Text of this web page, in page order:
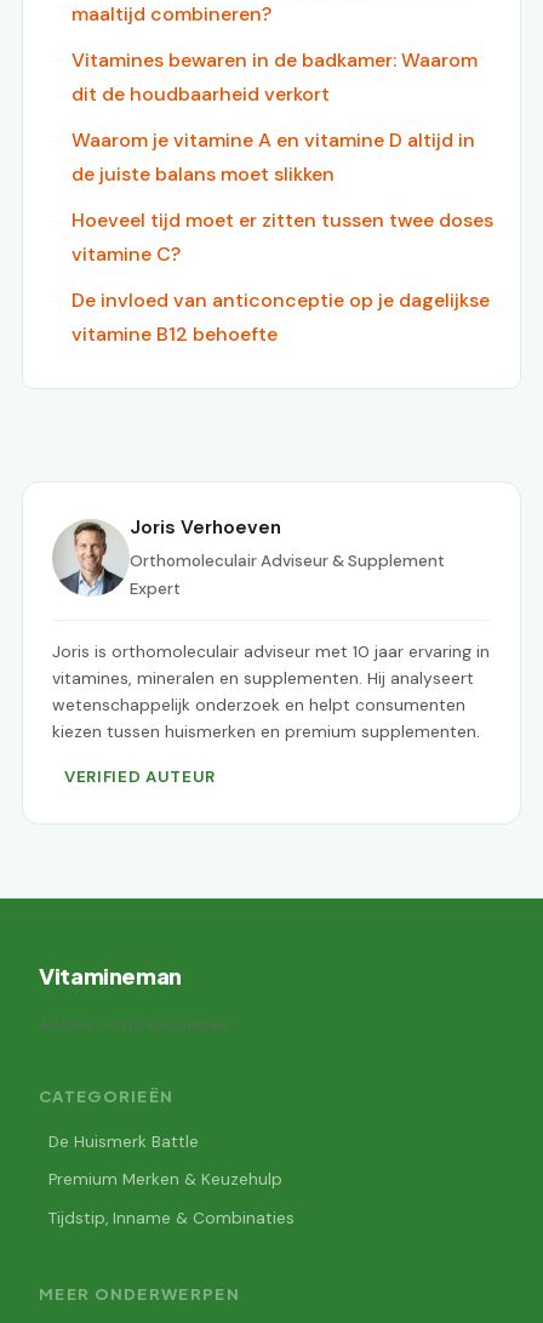
maaltijd combineren?
Vitamines bewaren in de badkamer: Waarom
dit de houdbaarheid verkort
Waarom je vitamine A en vitamine D altijd in
de juiste balans moet slikken
Hoeveel tijd moet er zitten tussen twee doses
vitamine C?
De invloed van anticonceptie op je dagelijkse
vitamine B12 behoefte
Joris Verhoeven
Orthomoleculair Adviseur & Supplement
Expert
Joris is orthomoleculair adviseur met 10 jaar ervaring in
vitamines, mineralen en supplementen. Hij analyseert
wetenschappelijk onderzoek en helpt consumenten
kiezen tussen huismerken en premium supplementen.
VERIFIED AUTEUR
Vitamineman
Auteur: Joris Verhoeven
CATEGORIEËN
De Huismerk Battle
Premium Merken & Keuzehulp
Tijdstip, Inname & Combinaties
MEER ONDERWERPEN